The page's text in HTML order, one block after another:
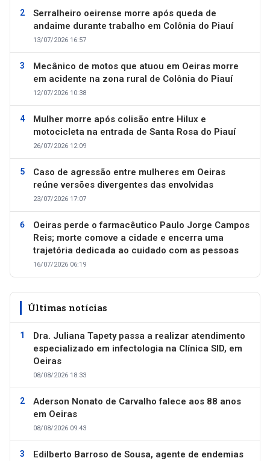
Serralheiro oeirense morre após queda de
andaime durante trabalho em Colônia do Piauí
13/07/2026 16:57
Mecânico de motos que atuou em Oeiras morre
em acidente na zona rural de Colônia do Piauí
12/07/2026 10:38
Mulher morre após colisão entre Hilux e
motocicleta na entrada de Santa Rosa do Piauí
26/07/2026 12:09
Caso de agressão entre mulheres em Oeiras
reúne versões divergentes das envolvidas
23/07/2026 17:07
Oeiras perde o farmacêutico Paulo Jorge Campos
Reis; morte comove a cidade e encerra uma
trajetória dedicada ao cuidado com as pessoas
16/07/2026 06:19
Últimas notícias
Dra. Juliana Tapety passa a realizar atendimento
especializado em infectologia na Clínica SID, em
Oeiras
08/08/2026 18:33
Aderson Nonato de Carvalho falece aos 88 anos
em Oeiras
08/08/2026 09:43
Edilberto Barroso de Sousa, agente de endemias